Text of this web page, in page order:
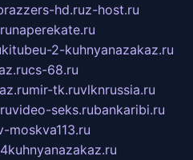
hd.ruz-host.ru
naperekate.ru
kitubeu-2-kuhnyanazakaz.ru
cs-68.ru
mir-tk.ruvlknrussia.ru
video-seks.rubankaribi.ru